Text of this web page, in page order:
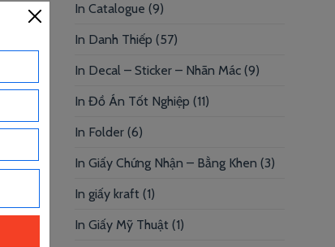
In Catalogue (9)
In Danh Thiếp (57)
In Decal – Sticker – Nhãn Mác (9)
In Đồ Án Tốt Nghiệp (11)
In Folder (6)
In Giấy Chứng Nhận – Bằng Khen (3)
In giấy kraft (1)
In Giấy Mỹ Thuật (1)